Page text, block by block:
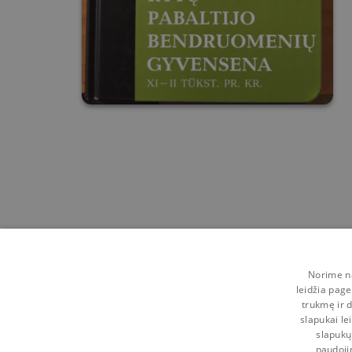
Norime
leidžia
trukmę ir
slapukai